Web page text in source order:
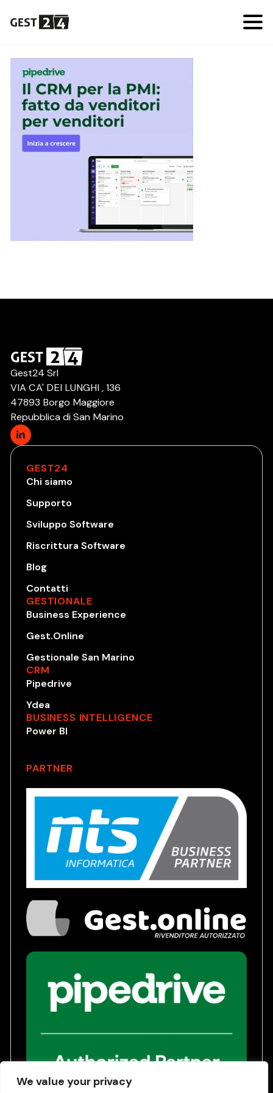
We value your privacy
Gest24 Srl
VIA CA' DEI LUNGHI , 136
47893 Borgo Maggiore
Repubblica di San Marino
GEST24
Chi siamo
Supporto
Sviluppo Software
Riscrittura Software
Blog
Contatti
GESTIONALE
Business Experience
Gest.Online
Gestionale San Marino
CRM
Pipedrive
Ydea
BUSINESS INTELLIGENCE
Power BI
PARTNER